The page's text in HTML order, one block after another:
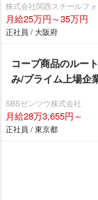
株式会社関西スチールフ
月給25万円～35万円
正社員 / 大阪府
コープ商品のルー
み/プライム上場企
SBSゼンツウ株式会社
月給28万3,655円～
正社員 / 東京都